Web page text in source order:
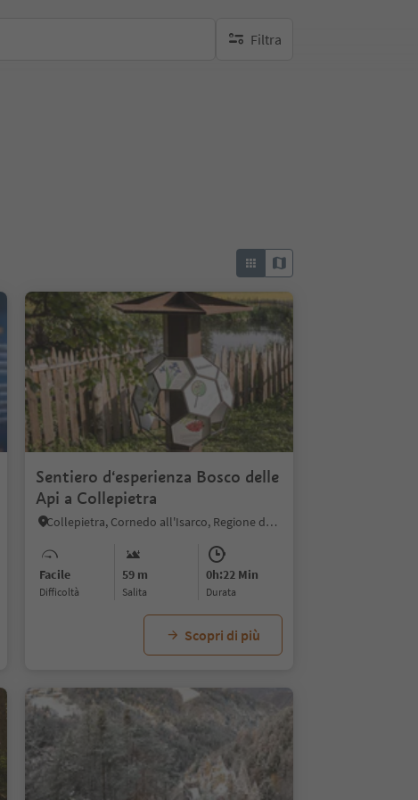
Filtra
nessun filtro attivo
Sentiero d‘esperienza Bosco delle
Api a Collepietra
Collepietra, Cornedo all'Isarco, Regione dolomitica Val d'Ega
Facile
Difficoltà
59 m
Salita
0h:22 Min
durata
Scopri di più